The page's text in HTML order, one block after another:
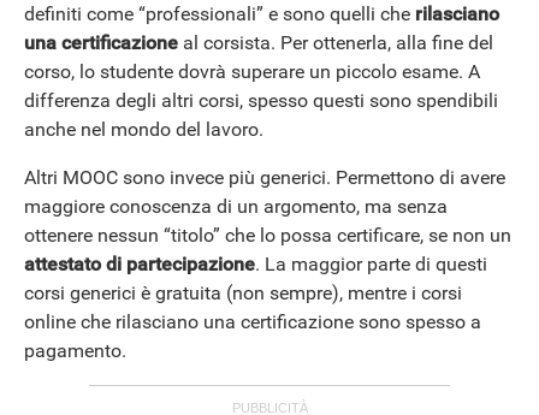
definiti come “professionali” e sono quelli che rilasciano
una certificazione al corsista. Per ottenerla, alla fine del
corso, lo studente dovrà superare un piccolo esame. A
differenza degli altri corsi, spesso questi sono spendibili
anche nel mondo del lavoro.
Altri MOOC sono invece più generici. Permettono di avere
maggiore conoscenza di un argomento, ma senza
ottenere nessun “titolo” che lo possa certificare, se non un
attestato di partecipazione. La maggior parte di questi
corsi generici è gratuita (non sempre), mentre i corsi
online che rilasciano una certificazione sono spesso a
pagamento.